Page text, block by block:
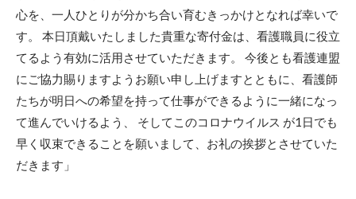
心を、一人ひとりが分かち合い育むきっかけとなれば幸いで
す。 本日頂戴いたしました貴重な寄付金は、看護職員に役立
てるよう有効に活用させていただきます。 今後とも看護連盟
にご協力賜りますようお願い申し上げますとともに、看護師
たちが明日への希望を持って仕事ができるように一緒になっ
て進んでいけるよう、 そしてこのコロナウイルス が1日でも
早く収束できることを願いまして、お礼の挨拶とさせていた
だきます」